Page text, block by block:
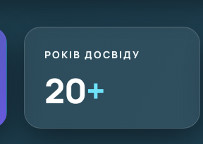
РОКІВ ДОСВІДУ
20+